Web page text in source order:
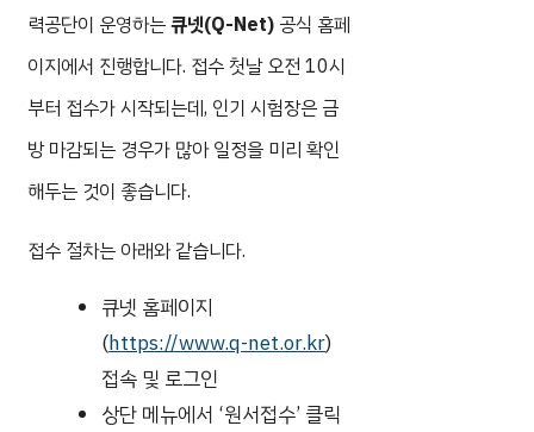
력공단이 운영하는큐넷(Q-Net) 공식 홈페
이지에서 진행합니다. 접수 첫날 오전 10시
부터 접수가 시작되는데, 인기 시험장은 금
방 마감되는 경우가 많아 일정을 미리 확인
해두는 것이 좋습니다.
접수 절차는 아래와 같습니다.
큐넷 홈페이지
(https://www.q-net.or.kr)
접속 및 로그인
상단 메뉴에서 ‘원서접수’ 클릭